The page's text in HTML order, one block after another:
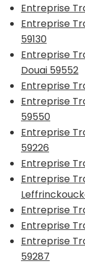
Entreprise
Entreprise
59130
Entreprise
Douai 59552
Entreprise
Entreprise
59550
Entreprise
59226
Entreprise
Entreprise
Entreprise
Entreprise
Entreprise
59287